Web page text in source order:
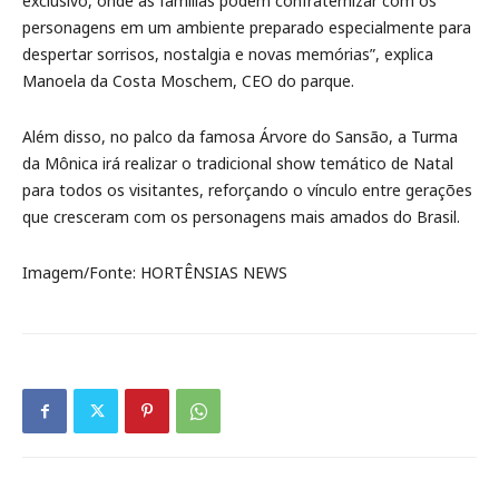
personagens em um ambiente preparado especialmente para
despertar sorrisos, nostalgia e novas memórias”, explica
Manoela da Costa Moschem, CEO do parque.
Além disso, no palco da famosa Árvore do Sansão, a Turma
da Mônica irá realizar o tradicional show temático de Natal
para todos os visitantes, reforçando o vínculo entre gerações
que cresceram com os personagens mais amados do Brasil.
Imagem/Fonte: HORTÊNSIAS NEWS